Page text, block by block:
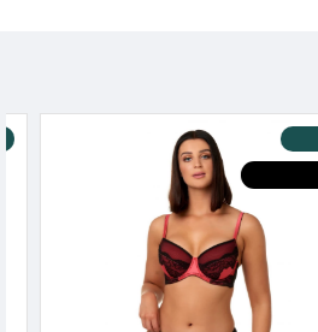
HOT DEALS
-50 %